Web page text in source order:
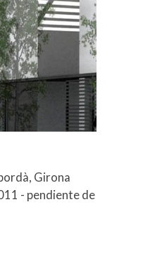
Girona
- pendiente de